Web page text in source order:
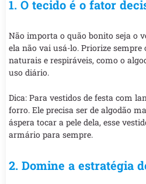
1. O tecido é o fator
Não importa o quão bonito seja o
ela não vai usá-lo. Priorize sempre
naturais e respiráveis, como o
uso diário.
Dica: Para vestidos de festa com
forro. Ele precisa ser de algodão
áspera tocar a pele dela, esse
armário para sempre.
2. Domine a estratégia